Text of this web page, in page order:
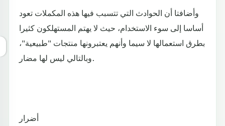
وأضافتا أن الحوادث التي تتسبب فيها هذه المكملات تعود
أساسا إلى سوء الاستخدام، حيث لا يهتم المستهلكون كثيرا
بطرق استعمالها لا سيما وأنهم يعتبرونها منتجات "طبيعية"،
وبالتالي ليس لها مضار.
أضرار